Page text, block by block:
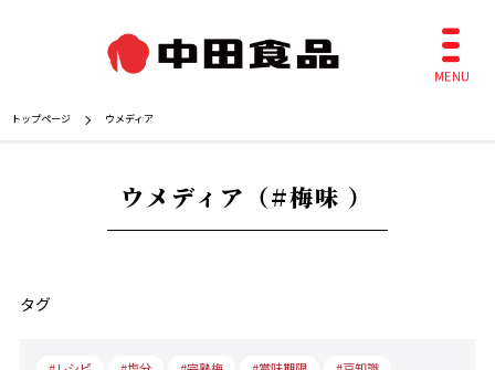
トップページ ウメディア
ウメディア（#梅味 ）
タグ